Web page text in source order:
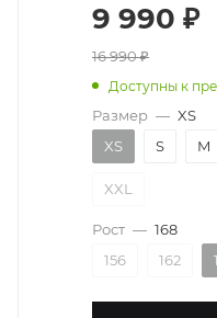
9 990 ₽
16 990₽
Доступны к
Размер — XS
XS
S M
XXL
Рост — 168
156
162